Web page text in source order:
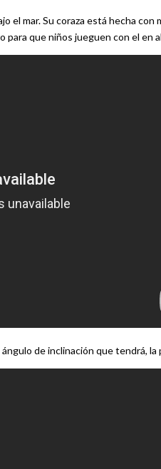
el mar. Su coraza está hecha
para que niños jueguen con el en
de inclinación que tendrá,